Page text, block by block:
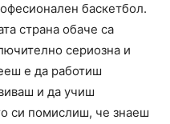
баскетбол.
страна обаче са
сериозна и
е да работиш
и да учиш
си помислиш, че знаеш